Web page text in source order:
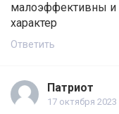
малоэффективны и
характер
Ответить
Патриот
17 октября 2023